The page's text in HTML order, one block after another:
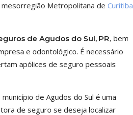
mesorregião Metropolitana de Curitiba
de Agudos do Sul, PR, bem
e odontológico. É necessário
apólices de seguro pessoais
de Agudos do Sul é uma
de seguro se deseja localizar